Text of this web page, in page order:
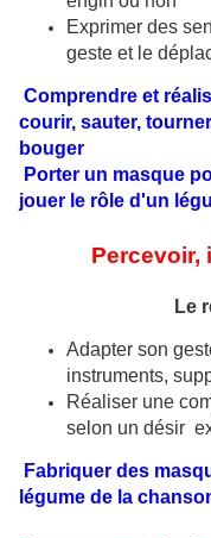
Exprimer des
geste et le
Comprendre et
courir, sauter,
bouger
Porter un masque
jouer le rôle d'un
Percevoir,
Le
Adapter son
instruments,
Réaliser une
selon un désir
Fabriquer des
légume de la